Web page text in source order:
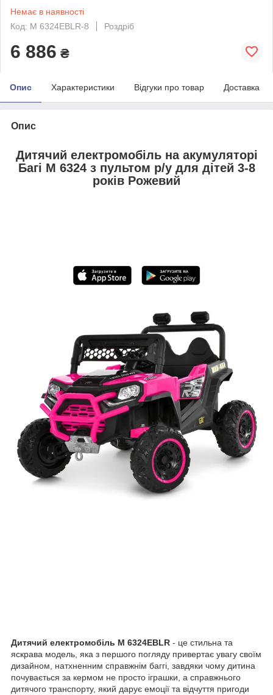
Немає в наявності
Код: M 6324EBLR-8
Роздріб
6 886 ₴
Опис Характеристики Відгуки про товар Доставка
Опис
Дитячий електромобіль на акумуляторі
Багі M 6324 з пультом р/у для дітей 3-8
років Рожевий
Дитячий електромобіль M 6324EBLR - це стильна та
яскрава модель, яка з першого погляду привертає увагу своїм
дизайном, натхненним справжнім баггі, завдяки чому дитина
почувається за кермом не просто іграшки, а справжнього
дитячого транспорту, який дарує емоції та відчуття пригоди